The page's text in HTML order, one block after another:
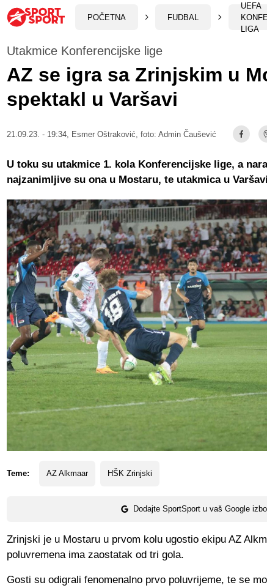
POČETNA FUDBAL
UEFA
LIGA
Utakmice Konferencijske lige
AZ se igra sa Zrinjskim u
spektakl u Varšavi
21.09.23. - 19:34, Esmer Oštraković , foto: Admin Čaušević
Teme: AZ Alkmaar HŠK Zrinjski
Dodajte SportSport u vaš Google
U toku su utakmice 1. kola Konferencijske lige, a
najzanimljive su ona u Mostaru, te utakmica u
Zrinjski je u Mostaru u prvom kolu ugostio ekipu AZ
poluvremena ima zaostatak od tri gola.
Gosti su odigrali fenomenalno prvo poluvrijeme, te se